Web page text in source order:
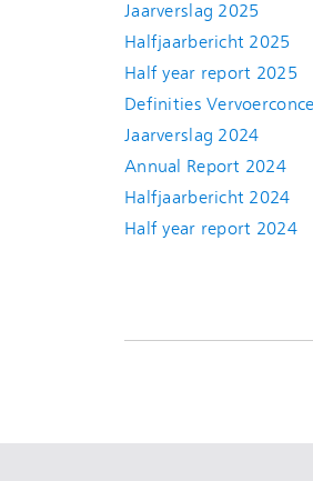
Jaarverslag 2025
Halfjaarbericht 2025
Half year report 2025
Definities
Jaarverslag 2024
Annual Report 2024
Halfjaarbericht 2024
Half year report 2024